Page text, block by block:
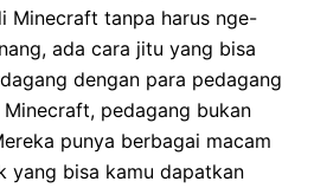
Minecraft tanpa harus nge-
ada cara jitu yang bisa
dengan para pedagang
pedagang bukan
punya berbagai macam
yang bisa kamu dapatkan